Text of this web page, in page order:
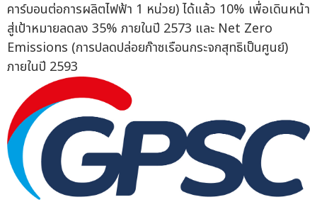
คาร์บอนต่อการผลิตไฟฟ้า 1 หน่วย) ได้แล้ว 10% เพื่อเดินหน้า
สู่เป้าหมายลดลง 35% ภายในปี 2573 และ Net Zero
Emissions (การปลดปล่อยก๊าซเรือนกระจกสุทธิเป็นศูนย์)
ภายในปี 2593